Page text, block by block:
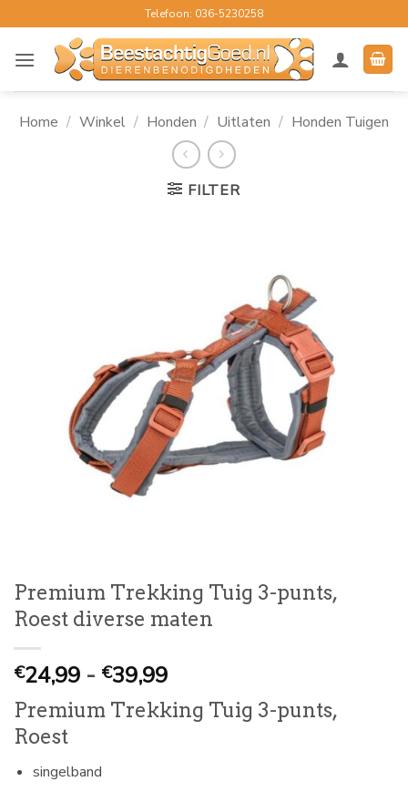
naar
inhoud
Telefoon: 036-5230258
Home / Winkel / Honden / Uitlaten / Honden Tuigen
FILTER
Premium Trekking Tuig 3-punts,
Roest diverse maten
€24,99 - €39,99Prijsklasse:
€
24,99
Premium Trekking Tuig 3-punts,
Roest
singelband